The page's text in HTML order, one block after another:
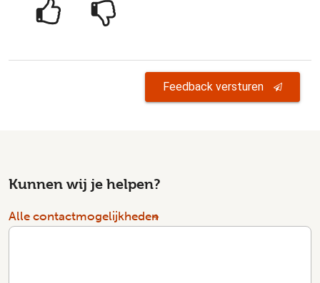
Feedback versturen
Kunnen wij je helpen?
Alle contactmogelijkheden